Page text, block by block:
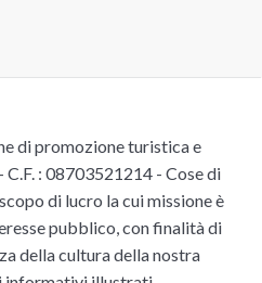
di promozione turistica e
: 08703521214 - Cose di
di lucro la cui missione è
pubblico, con finalità di
della cultura della nostra